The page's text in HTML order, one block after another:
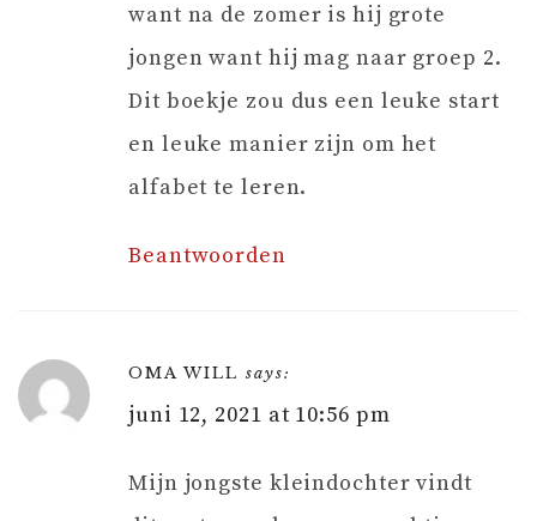
want na de zomer is hij grote
jongen want hij mag naar groep 2.
Dit boekje zou dus een leuke start
en leuke manier zijn om het
alfabet te leren.
Beantwoorden
OMA WILL says:
juni 12, 2021 at 10:56 pm
Mijn jongste kleindochter vindt